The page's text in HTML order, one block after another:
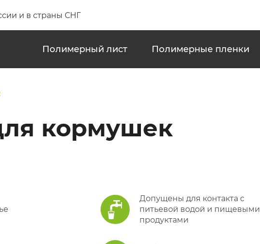
и в страны СНГ
Полимерный лист Полимерные пленки
кормушек
Допущены для контакта с
питьевой водой и пищевыми
продуктами